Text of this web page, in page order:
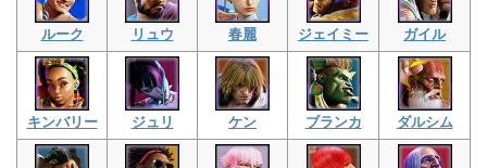
ルーク リュウ 春麗 ジェイミー ガイル
キンバリー ジュリ ケン ブランカ ダルシム